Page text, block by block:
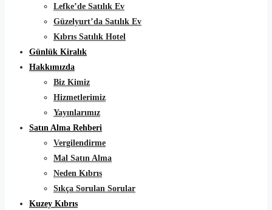
Lefke’de Satılık Ev
Güzelyurt’da Satılık Ev
Kıbrıs Satılık Hotel
Günlük Kiralık
Hakkımızda
Biz Kimiz
Hizmetlerimiz
Yayınlarımız
Satın Alma Rehberi
Vergilendirme
Mal Satın Alma
Neden Kıbrıs
Sıkça Sorulan Sorular
Kuzey Kıbrıs